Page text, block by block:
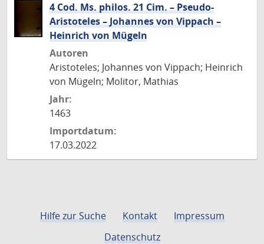
4 Cod. Ms. philos. 21 Cim. – Pseudo-
Aristoteles – Johannes von Vippach –
Heinrich von Mügeln
Autoren
Aristoteles; Johannes von Vippach; Heinrich
von Mügeln; Molitor, Mathias
Jahr:
1463
Importdatum:
17.03.2022
Hilfe zur Suche Kontakt
Impressum
Datenschutz